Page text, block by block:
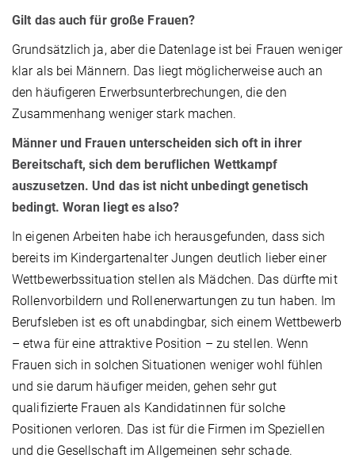
Gilt das auch für große Frauen?
Grundsätzlich ja, aber die Datenlage ist bei Frauen weniger
klar als bei Männern. Das liegt möglicherweise auch an
den häufigeren Erwerbsunterbrechungen, die den
Zusammenhang weniger stark machen.
Männer und Frauen unterscheiden sich oft in ihrer
Bereitschaft, sich dem beruflichen Wettkampf
auszusetzen. Und das ist nicht unbedingt genetisch
bedingt. Woran liegt es also?
In eigenen Arbeiten habe ich herausgefunden, dass sich
bereits im Kindergartenalter Jungen deutlich lieber einer
Wettbewerbssituation stellen als Mädchen. Das dürfte mit
Rollenvorbildern und Rollenerwartungen zu tun haben. Im
Berufsleben ist es oft unabdingbar, sich einem Wettbewerb
– etwa für eine attraktive Position – zu stellen. Wenn
Frauen sich in solchen Situationen weniger wohl fühlen
und sie darum häufiger meiden, gehen sehr gut
qualifizierte Frauen als Kandidatinnen für solche
Positionen verloren. Das ist für die Firmen im Speziellen
und die Gesellschaft im Allgemeinen sehr schade.